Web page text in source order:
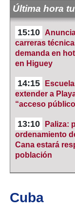
Última hora
15:10
carreras
demanda en
en Higuey
14:15
extender a
“acceso
13:10
Paliza:
ordenamiento
Cana estará
población
Cuba